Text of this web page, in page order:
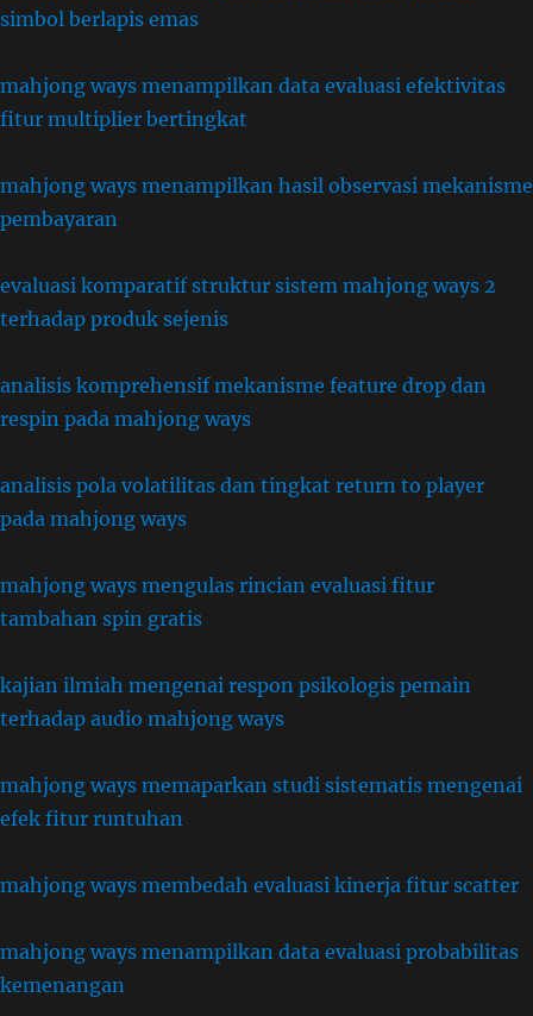
simbol berlapis emas
mahjong ways menampilkan data evaluasi efektivitas
fitur multiplier bertingkat
mahjong ways menampilkan hasil observasi mekanisme
pembayaran
evaluasi komparatif struktur sistem mahjong ways 2
terhadap produk sejenis
analisis komprehensif mekanisme feature drop dan
respin pada mahjong ways
analisis pola volatilitas dan tingkat return to player
pada mahjong ways
mahjong ways mengulas rincian evaluasi fitur
tambahan spin gratis
kajian ilmiah mengenai respon psikologis pemain
terhadap audio mahjong ways
mahjong ways memaparkan studi sistematis mengenai
efek fitur runtuhan
mahjong ways membedah evaluasi kinerja fitur scatter
mahjong ways menampilkan data evaluasi probabilitas
kemenangan